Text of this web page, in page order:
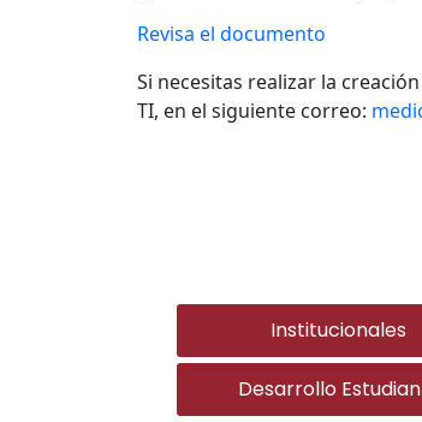
Revisa el documento
Si necesitas realizar la
TI, en el siguiente correo:
Institucionales
Desarrollo